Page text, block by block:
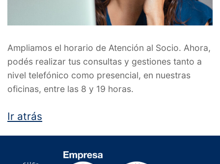
Ampliamos el horario de Atención al Socio. Ahora,
podés realizar tus consultas y gestiones tanto a
nivel telefónico como presencial, en nuestras
oficinas, entre las 8 y 19 horas.
Ir atrás